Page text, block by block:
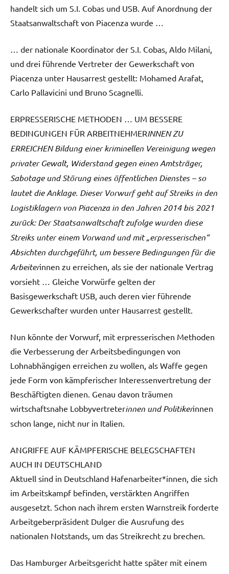
handelt sich um S.I. Cobas und USB. Auf Anordnung der
Staatsanwaltschaft von Piacenza wurde …
… der nationale Koordinator der S.I. Cobas, Aldo Milani,
und drei führende Vertreter der Gewerkschaft von
Piacenza unter Hausarrest gestellt: Mohamed Arafat,
Carlo Pallavicini und Bruno Scagnelli.
ERPRESSERISCHE METHODEN … UM BESSERE
BEDINGUNGEN FÜR ARBEITNEHMERINNEN ZU
ERREICHEN Bildung einer kriminellen Vereinigung wegen
privater Gewalt, Widerstand gegen einen Amtsträger,
Sabotage und Störung eines öffentlichen Dienstes – so
lautet die Anklage. Dieser Vorwurf geht auf Streiks in den
Logistiklagern von Piacenza in den Jahren 2014 bis 2021
zurück: Der Staatsanwaltschaft zufolge wurden diese
Streiks unter einem Vorwand und mit „erpresserischen“
Absichten durchgeführt, um bessere Bedingungen für die
Arbeiterinnen zu erreichen, als sie der nationale Vertrag
vorsieht … Gleiche Vorwürfe gelten der
Basisgewerkschaft USB, auch deren vier führende
Gewerkschafter wurden unter Hausarrest gestellt.
Nun könnte der Vorwurf, mit erpresserischen Methoden
die Verbesserung der Arbeitsbedingungen von
Lohnabhängigen erreichen zu wollen, als Waffe gegen
jede Form von kämpferischer Interessenvertretung der
Beschäftigten dienen. Genau davon träumen
wirtschaftsnahe Lobbyvertreterinnen und Politikerinnen
schon lange, nicht nur in Italien.
ANGRIFFE AUF KÄMPFERISCHE BELEGSCHAFTEN
AUCH IN DEUTSCHLAND
Aktuell sind in Deutschland Hafenarbeiter*innen, die sich
im Arbeitskampf befinden, verstärkten Angriffen
ausgesetzt. Schon nach ihrem ersten Warnstreik forderte
Arbeitgeberpräsident Dulger die Ausrufung des
nationalen Notstands, um das Streikrecht zu brechen.
Das Hamburger Arbeitsgericht hatte später mit einem